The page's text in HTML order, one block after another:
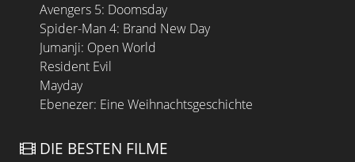
Avengers 5: Doomsday
Spider-Man 4: Brand New Day
Jumanji: Open World
Resident Evil
Mayday
Ebenezer: Eine Weihnachtsgeschichte
DIE BESTEN FILME